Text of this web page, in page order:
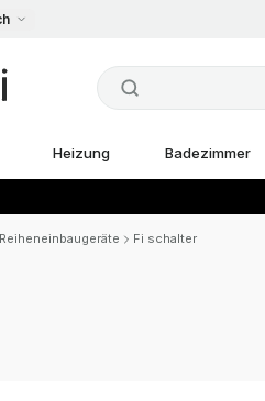
Heizung Badezimmer
Reiheneinbaugeräte Fi schalter